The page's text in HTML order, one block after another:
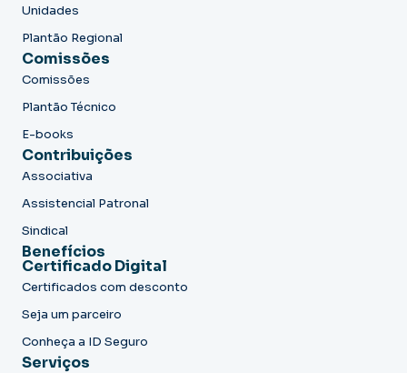
Unidades
Plantão Regional
Comissões
Comissões
Plantão Técnico
E-books
Contribuições
Associativa
Assistencial Patronal
Sindical
Benefícios
Certificado Digital
Certificados com desconto
Seja um parceiro
Conheça a ID Seguro
Serviços